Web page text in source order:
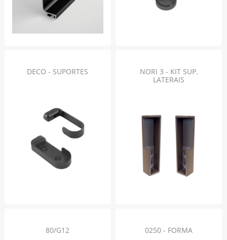
DECO - SUPORTES
NORI 3 - KIT SUP.
LATERAIS
80/G12 0250 - FORMA